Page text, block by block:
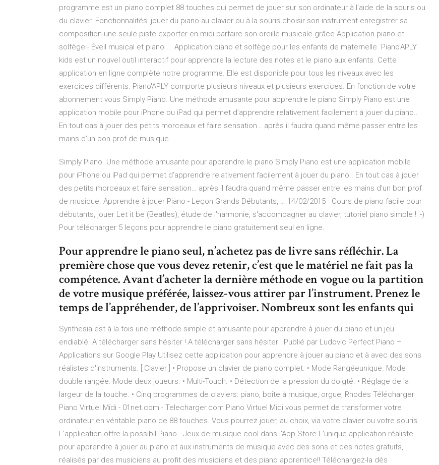
programme est un piano complet 88 touches qui permet de jouer sur son ordinateur à l'aide de la souris ou
du clavier. Fonctionnalités: jouer du piano au clavier ou à la souris choisir son instrument enregistrer sa
composition une seule piste exporter en midi parfaire son oreille musicale grâce Application piano et
solfège - Éveil musical et piano ... Application piano et solfège pour les enfants de maternelle. Piano'APLY
kids est un nouvel outil interactif pour apprendre la lecture des notes et le piano aux enfants. Cette
application en ligne complète notre programme. Elle est disponible pour tous les niveaux avec les
exercices différents. Piano'APLY comporte plusieurs niveaux et plusieurs exercices. En fonction de votre
abonnement vous Simply Piano. Une méthode amusante pour apprendre le piano Simply Piano est une
application mobile pour iPhone ou iPad qui permet d’apprendre relativement facilement à jouer du piano..
En tout cas à jouer des petits morceaux et faire sensation… après il faudra quand même passer entre les
mains d’un bon prof de musique.
Simply Piano. Une méthode amusante pour apprendre le piano Simply Piano est une application mobile
pour iPhone ou iPad qui permet d’apprendre relativement facilement à jouer du piano.. En tout cas à jouer
des petits morceaux et faire sensation… après il faudra quand même passer entre les mains d’un bon prof
de musique. Apprendre à jouer Piano - Leçon Grands Débutants, … 14/02/2015 · Cours de piano facile pour
débutants, jouer Let it be (Beatles), étude de l'harmonie, s'accompagner au clavier, tutoriel piano simple ! :-)
Pour télécharger 5 leçons pour apprendre le piano gratuitement seul en ligne.
Pour apprendre le piano seul, n’achetez pas de livre sans réfléchir. La
première chose que vous devez retenir, c’est que le matériel ne fait pas la
compétence. Avant d’acheter la dernière méthode en vogue ou la partition
de votre musique préférée, laissez-vous attirer par l’instrument. Prenez le
temps de l’appréhender, de l’apprivoiser. Nombreux sont les enfants qui
Synthesia est à la fois une méthode simple et amusante pour apprendre à jouer du piano et un jeu
endiablé. A télécharger sans hésiter ! A télécharger sans hésiter ! Publié par Ludovic Perfect Piano –
Applications sur Google Play Utilisez cette application pour apprendre à jouer au piano et à avec des sons
réalistes d'instruments. [ Clavier ] • Propose un clavier de piano complet. • Mode Rangéeunique. Mode
double rangée. Mode deux joueurs. • Multi-Touch. • Détection de la pression du doigté. • Réglage de la
largeur de la touche. • Cinq programmes de claviers: piano, boîte à musique, orgue, Rhodes Télécharger
Piano Virtuel Midi - 01net.com - Telecharger.com Piano Virtuel Midi vous permet de transformer votre
ordinateur en véritable piano de 88 touches. Vous pourrez jouer, au choix, via votre clavier ou votre souris.
L'application offre la possibil ‎Piano - Jeux de musique cool dans l’App Store L'unique application réaliste
pour apprendre à jouer au piano et aux instruments de musique avec des sons et des notes gratuits,
réalisés par des musiciens au profit des musiciens et des piano apprentice!! Téléchargez-la dès